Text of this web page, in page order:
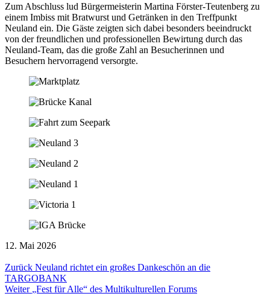
Zum Abschluss lud Bürgermeisterin Martina Förster-Teutenberg zu
einem Imbiss mit Bratwurst und Getränken in den Treffpunkt
Neuland ein. Die Gäste zeigten sich dabei besonders beeindruckt
von der freundlichen und professionellen Bewirtung durch das
Neuland-Team, das die große Zahl an Besucherinnen und
Besuchern hervorragend versorgte.
12. Mai 2026
Zurück Neuland richtet ein großes Dankeschön an die
TARGOBANK
Weiter „Fest für Alle“ des Multikulturellen Forums